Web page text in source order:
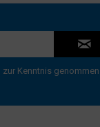
zur Kenntnis genommen.